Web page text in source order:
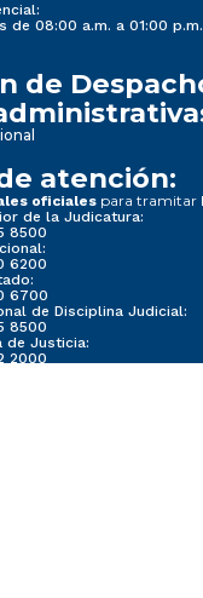
de 08:00 a.m. a 01:00
de
atención:
oficiales para tramitar
de la Judicatura:
8500
6200
6700
de Disciplina Judicial:
8500
de Justicia:
2000